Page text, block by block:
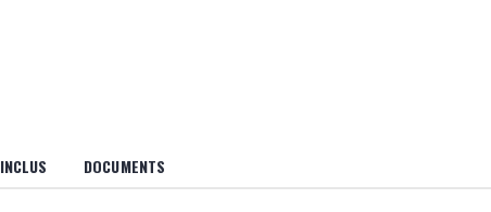
INCLUS DOCUMENTS